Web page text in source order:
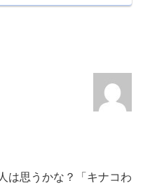
は思うかな？「キナコわ